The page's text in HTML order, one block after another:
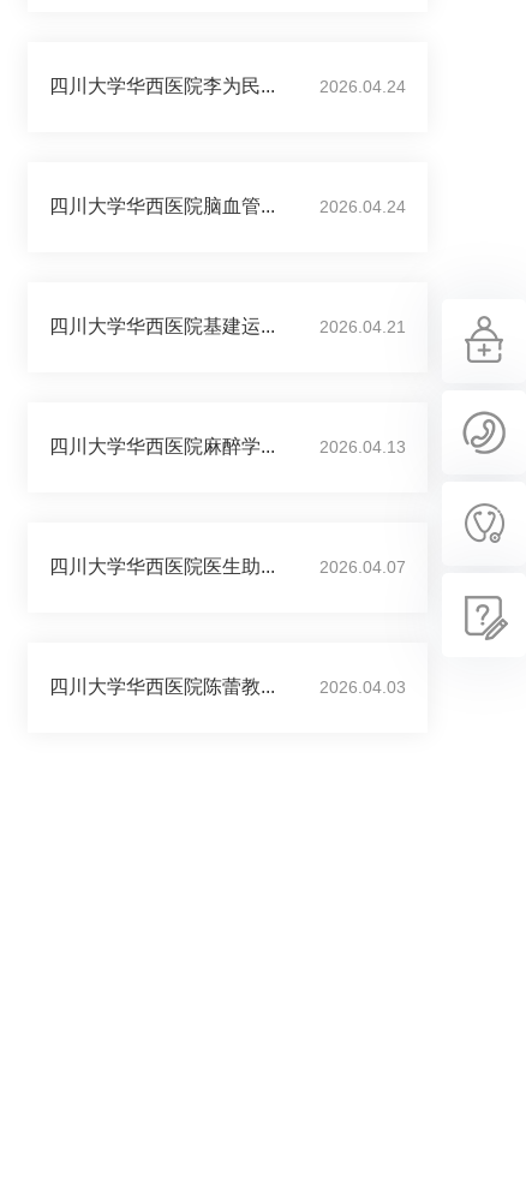
四川大学华西医院李为民... 2026.04.24
四川大学华西医院脑血管... 2026.04.24
四川大学华西医院基建运... 2026.04.21
四川大学华西医院麻醉学... 2026.04.13
四川大学华西医院医生助... 2026.04.07
四川大学华西医院陈蕾教... 2026.04.03